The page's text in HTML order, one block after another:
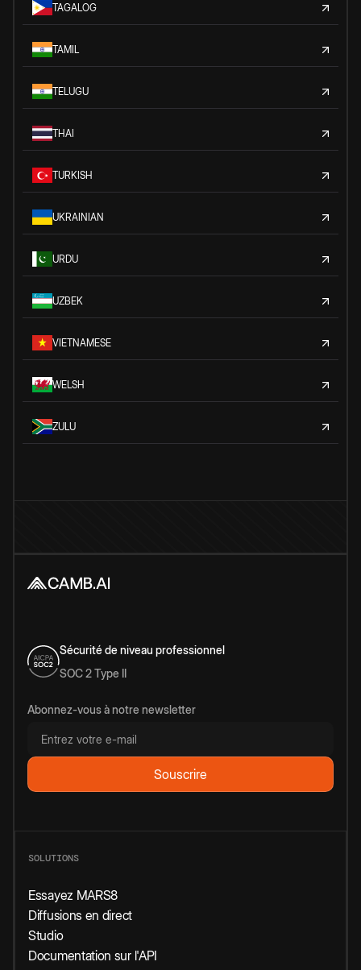
TAGALOG
TAMIL
TELUGU
THAI
TURKISH
UKRAINIAN
URDU
UZBEK
VIETNAMESE
WELSH
ZULU
Sécurité de niveau professionnel
SOC 2 Type II
Abonnez-vous à notre newsletter
SOLUTIONS
Essayez MARS8
Diffusions en direct
Studio
Documentation sur l'API